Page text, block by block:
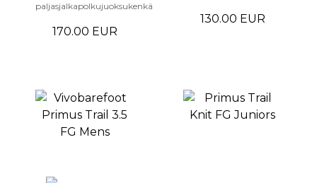
paljasjalkapolkujuoksukenkä
170.00 EUR
130.00 EUR